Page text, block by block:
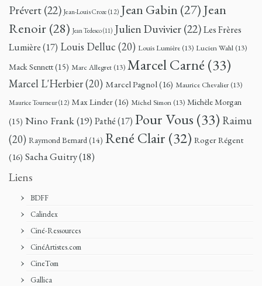
Prévert(22) Jean-Louis Croze (12) Jean Gabin (27) Jean
Renoir (28) Jean Tedesco(11) Julien Duvivier(22)Les Frères
Lumière(17) Louis Delluc (20) Louis Lumière (13) Lucien Wahl (13)
Mack Sennett(15) Marc Allegret (13) Marcel Carné (33)
Marcel L'Herbier(20) Marcel Pagnol(16) Maurice Chevalier (13)
Maurice Tourneur(12) Max Linder(16) Michel Simon (13) Michèle Morgan
(15) Nino Frank(19) Pathé(17) Pour Vous (33) Raimu
(20) Raymond Bernard(14) René Clair (32) Roger Régent
(16) Sacha Guitry(18)
Liens
BDFF
Calindex
Ciné-Ressources
CinéArtistes.com
CineTom
Gallica